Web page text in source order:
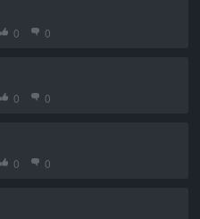
0 0
0 0
0 0